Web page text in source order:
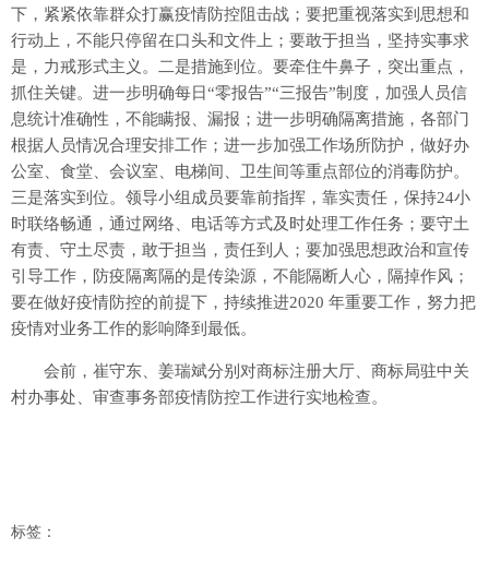
下，紧紧依靠群众打赢疫情防控阻击战；要把重视落实到思想和
行动上，不能只停留在口头和文件上；要敢于担当，坚持实事求
是，力戒形式主义。二是措施到位。要牵住牛鼻子，突出重点，
抓住关键。进一步明确每日“零报告”“三报告”制度，加强人员信
息统计准确性，不能瞒报、漏报；进一步明确隔离措施，各部门
根据人员情况合理安排工作；进一步加强工作场所防护，做好办
公室、食堂、会议室、电梯间、卫生间等重点部位的消毒防护。
三是落实到位。领导小组成员要靠前指挥，靠实责任，保持24小
时联络畅通，通过网络、电话等方式及时处理工作任务；要守土
有责、守土尽责，敢于担当，责任到人；要加强思想政治和宣传
引导工作，防疫隔离隔的是传染源，不能隔断人心，隔掉作风；
要在做好疫情防控的前提下，持续推进2020 年重要工作，努力把
疫情对业务工作的影响降到最低。
会前，崔守东、姜瑞斌分别对商标注册大厅、商标局驻中关
村办事处、审查事务部疫情防控工作进行实地检查。
标签：